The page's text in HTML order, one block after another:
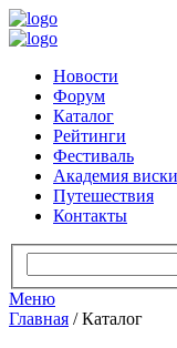
Новости
Форум
Каталог
Рейтинги
Фестиваль
Академия виски
Путешествия
Контакты
Меню
Главная /Каталог